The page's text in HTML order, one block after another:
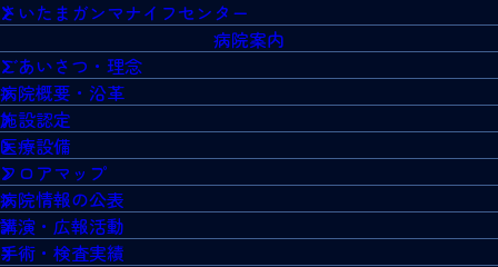
さいたまガンマナイフセンター
病院案内
ごあいさつ・理念
病院概要・沿革
施設認定
医療設備
フロアマップ
病院情報の公表
講演・広報活動
手術・検査実績